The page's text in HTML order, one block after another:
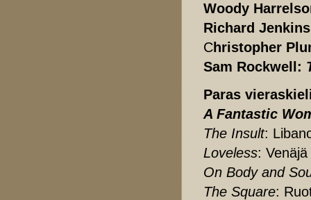
Woody
Richard Jenkins
Christopher
Sam Rockwell:
Paras
A Fantastic
The Insult:
Loveless: Venäjä
On Body and
The Square: